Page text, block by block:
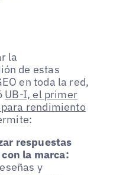
la
de estas
en toda la red,
UB-I, el primer
rendimiento
respuestas
la marca:
y